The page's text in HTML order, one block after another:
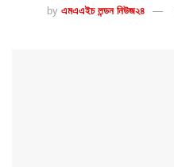
by এমএএইচ লন্ডন নিউজ২৪